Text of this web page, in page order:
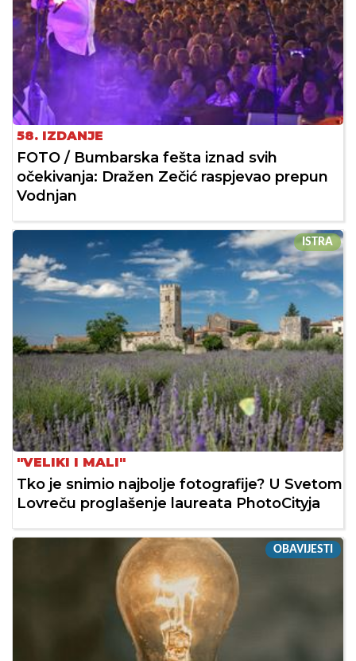
58. IZDANJE
FOTO / Bumbarska fešta iznad svih
očekivanja: Dražen Zečić raspjevao prepun
Vodnjan
ISTRA
"VELIKI I MALI"
Tko je snimio najbolje fotografije? U Svetom
Lovreču proglašenje laureata PhotoCityja
OBAVIJESTI